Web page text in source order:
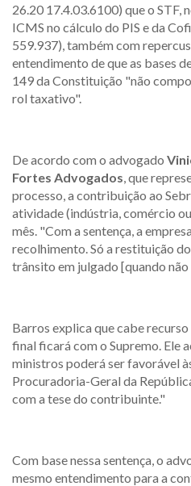
26.20 17.4.03.6100) que o STF,
ICMS no cálculo do PIS e da
559.937), também com
entendimento de que as bases
149 da Constituição "não
rol taxativo".
De acordo com o advogado
Fortes Advogados, que
processo, a contribuição ao
atividade (indústria, comércio
mês. "Com a sentença, a
recolhimento. Só a restituição
trânsito em julgado [quando
Barros explica que cabe
final ficará com o Supremo. Ele
ministros poderá ser favorável
Procuradoria-Geral da
com a tese do contribuinte."
Com base nessa sentença, o
mesmo entendimento para a